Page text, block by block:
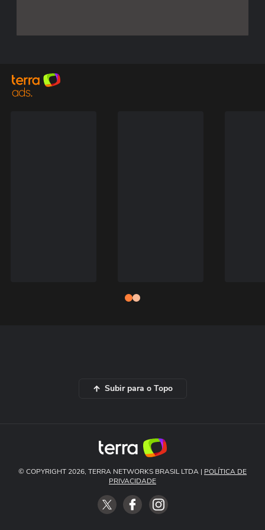
Subir para o Topo
© COPYRIGHT 2026, TERRA NETWORKS BRASIL LTDA | POLÍTICA DE
PRIVACIDADE